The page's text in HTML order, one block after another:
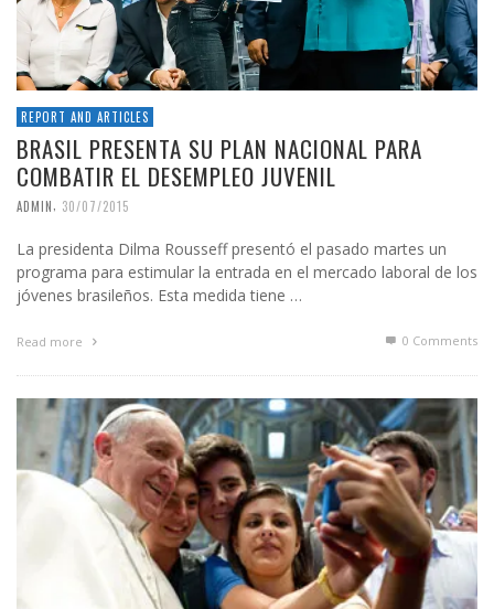
REPORT AND ARTICLES
BRASIL PRESENTA SU PLAN NACIONAL PARA
COMBATIR EL DESEMPLEO JUVENIL
ADMIN, 30/07/2015
La presidenta Dilma Rousseff presentó el pasado martes un
programa para estimular la entrada en el mercado laboral de los
jóvenes brasileños. Esta medida tiene …
Read more 0 Comments